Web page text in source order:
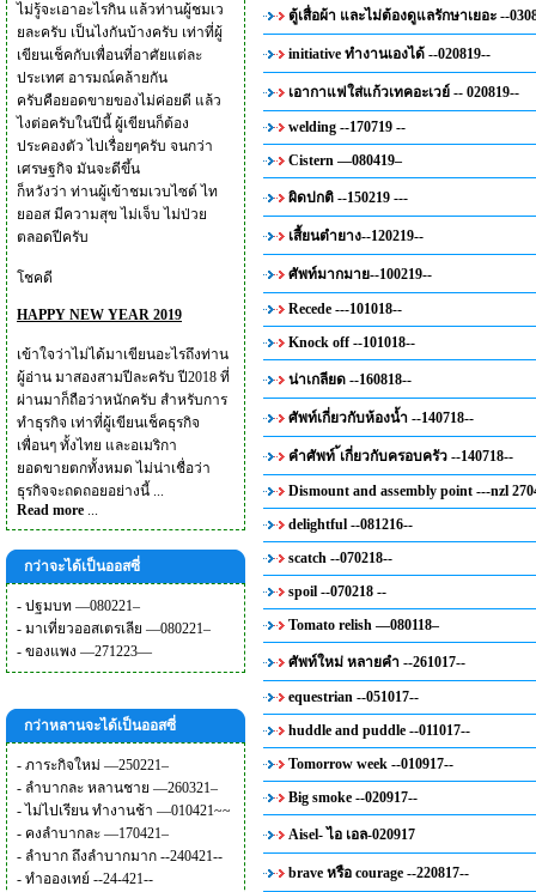
ไม่รู้จะเอาอะไรกิน แล้วท่านผู้ชมเว
ยละครับ เป็นไงกันบ้างครับ เท่าที่ผู้
เขียนเช็คกับเพื่อนที่อาศัยแต่ละ
ประเทศ อารมณ์คล้ายกัน
ครับคือยอดขายของไม่ค่อยดี แล้ว
ไงต่อครับในปีนี้ ผู้เขียนก็ต้อง
ประคองตัว ไปเรื่อยๆครับ จนกว่า
เศรษฐกิจ มันจะดีขึ้น
ก็หวังว่า ท่านผู้เข้าชมเวบไซด์ ไท
ยออส มีความสุข ไม่เจ็บ ไม่ป่วย
ตลอดปีครับ
โชคดี
HAPPY NEW YEAR 2019
เข้าใจว่าไม่ได้มาเขียนอะไรถึงท่าน
ผู้อ่าน มาสองสามปีละครับ ปี2018 ที่
ผ่านมาก็ถือว่าหนักครับ สำหรับการ
ทำธุรกิจ เท่าที่ผู้เขียนเช็คธุรกิจ
เพื่อนๆ ทั้งไทย และอเมริกา
ยอดขายตกทั้งหมด ไม่น่าเชื่อว่า
ธุรกิจจะถดถอยอย่างนี้ ...
Read more ...
กว่าจะได้เป็นออสซี่
- ปฐมบท —080221–
- มาเที่ยวออสเตรเลีย —080221–
- ของแพง —271223—
กว่าหลานจะได้เป็นออสซี่
- ภาระกิจใหม่ —250221–
- ลำบากละ หลานชาย —260321–
- ไม่ไปเรียน ทำงานช้า —010421~~
- คงลำบากละ —170421–
- ลำบาก ถึงลำบากมาก --240421--
- ทำอองเทย์ --24-421--
ตู้เสื่อผ้า และไม่ต้องดูแลรักษาเยอะ --
initiative ทำงานเองได้ --020819--
เอากาแฟใส่แก้วเทคอะเวย์ -- 020819--
welding --170719 --
Cistern —080419–
ผิดปกติ --150219 ---
เสี้ยนตำยาง--120219--
ศัพท์มากมาย--100219--
Recede ---101018--
Knock off --101018--
น่าเกลียด --160818--
ศัพท์เกี่ยวกับห้องน้ำ --140718--
คำศัพท์ ้เกี่ยวกับครอบครัว --140718--
Dismount and assembly point ---nzl
delightful --081216--
scatch --070218--
spoil --070218 --
Tomato relish —080118–
ศัพท์ใหม่ หลายคำ --261017--
equestrian --051017--
huddle and puddle --011017--
Tomorrow week --010917--
Big smoke --020917--
Aisel- ไอ เอล-020917
brave หรือ courage --220817--